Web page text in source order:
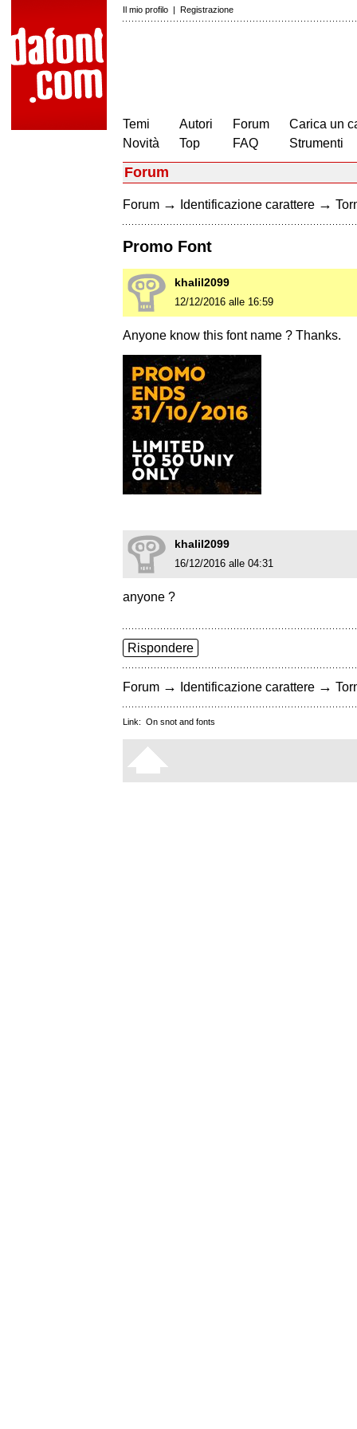
Il mio profilo | Registrazione
Temi
Novità
Autori
Top
Forum
FAQ
Carica un
Strumenti
Forum
Forum → Identificazione carattere →
Promo Font
khalil2099
12/12/2016 alle 16:59
Anyone know this font name ? Thanks.
khalil2099
16/12/2016 alle 04:31
anyone ?
Rispondere
Forum → Identificazione carattere →
Link: On snot and fonts